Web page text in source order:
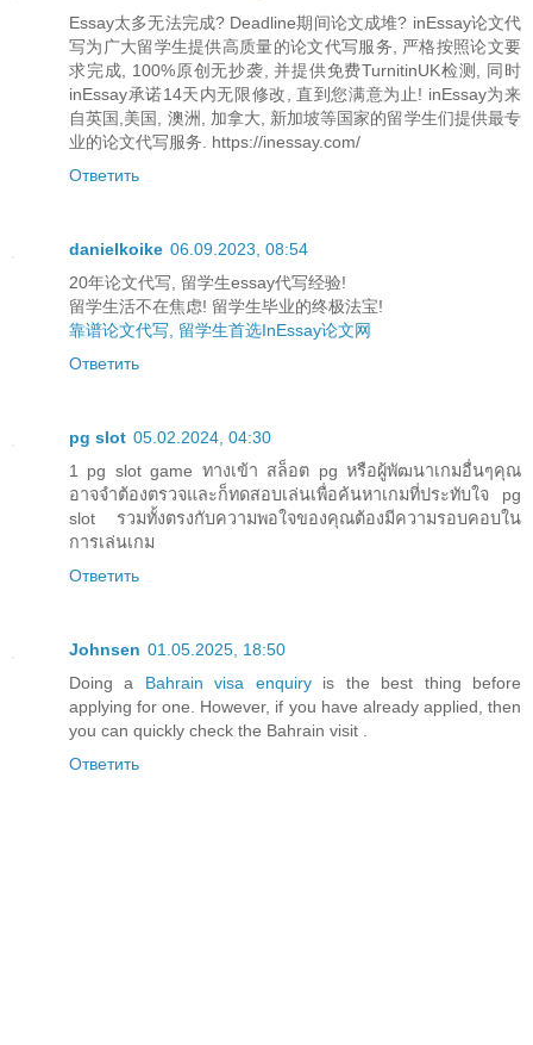
Essay太多无法完成? Deadline期间论文成堆? inEssay论文代
写为广大留学生提供高质量的论文代写服务, 严格按照论文要
求完成, 100%原创无抄袭, 并提供免费TurnitinUK检测, 同时
inEssay承诺14天内无限修改, 直到您满意为止! inEssay为来
自英国,美国, 澳洲, 加拿大, 新加坡等国家的留学生们提供最专
业的论文代写服务. https://inessay.com/
Ответить
danielkoike 06.09.2023, 08:54
20年论文代写, 留学生essay代写经验!
留学生活不在焦虑! 留学生毕业的终极法宝!
靠谱论文代写, 留学生首选InEssay论文网
Ответить
pg slot 05.02.2024, 04:30
1 pg slot game ทางเข้า สล็อต pg หรือผู้พัฒนาเกมอื่นๆคุณ
อาจจำต้องตรวจและก็ทดสอบเล่นเพื่อค้นหาเกมที่ประทับใจ pg
slot รวมทั้งตรงกับความพอใจของคุณต้องมีความรอบคอบใน
การเล่นเกม
Ответить
Johnsen 01.05.2025, 18:50
Doing a Bahrain visa enquiryis the best thing before
applying for one. However, if you have already applied, then
you can quickly check the Bahrain visit .
Ответить